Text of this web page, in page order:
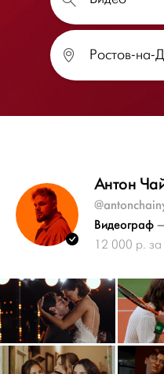
Антон
Видеограф
12 000 р. за